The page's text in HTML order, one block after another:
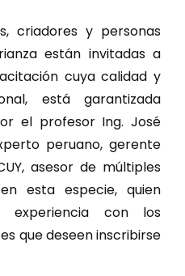
criadores y personas
están invitadas a
cuya calidad y
está garantizada
el profesor Ing. José
peruano, gerente
asesor de múltiples
esta especie, quien
experiencia con los
que deseen inscribirse